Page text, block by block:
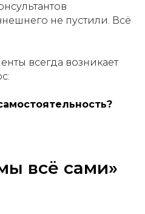
не пустили. Всё
всегда возникает
всё сами»